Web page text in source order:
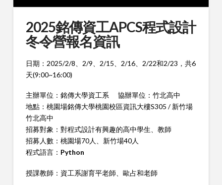
2025銘傳資工APCS程式設計
冬令營報名資訊
日期：2025/2/8、2/9、2/15、2/16、2/22和2/23，共6
天(9:00~16:00)
主辦單位：銘傳大學資工系 協辦單位：竹北高中
地點：桃園場銘傳大學桃園校區資訊大樓S305 / 新竹場
竹北高中
招募對象：對程式設計有興趣的高中學生、教師
招募人數：桃園場70人、新竹場40人
程式語言： Python
授課教師：資工系謝育平老師、歐占和老師